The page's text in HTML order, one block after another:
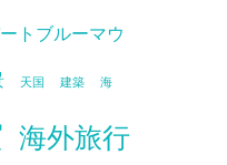
トブルーマウ
天国 建築 海
海外旅行